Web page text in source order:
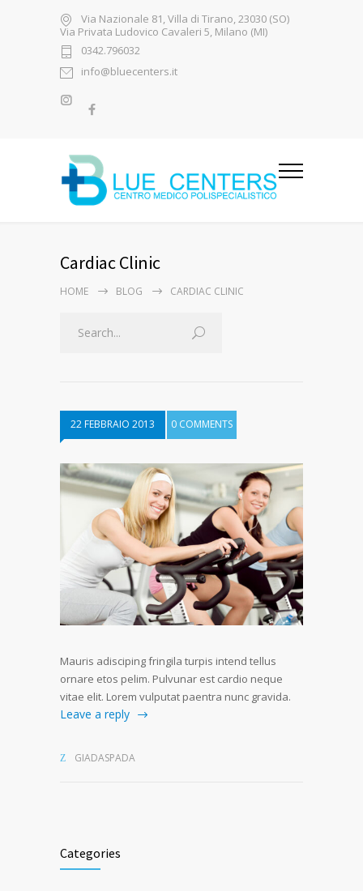
Via Nazionale 81, Villa di Tirano, 23030 (SO)
Via Privata Ludovico Cavaleri 5, Milano (MI)
0342.796032
info@bluecenters.it
Cardiac Clinic
HOME BLOG CARDIAC CLINIC
22 FEBBRAIO 2013 0 COMMENTS
Mauris adisciping fringila turpis intend tellus
ornare etos pelim. Pulvunar est cardio neque
vitae elit. Lorem vulputat paentra nunc gravida.
Leave a reply
GIADASPADA
Categories